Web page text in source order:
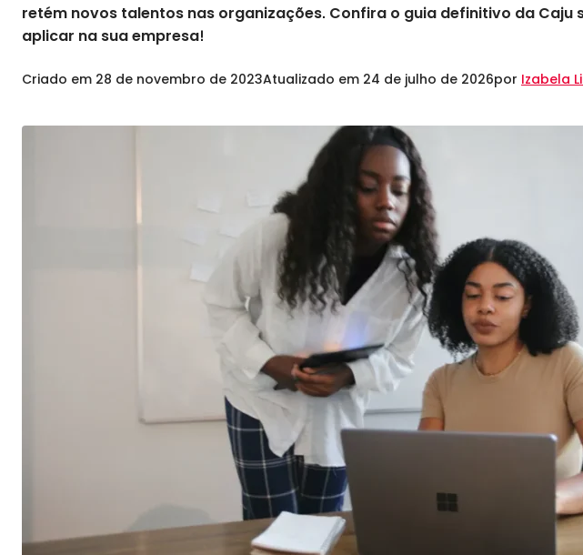
retém novos talentos nas organizações. Confira o guia definitivo da Caju
aplicar na sua empresa!
Criado em 28 de novembro de 2023Atualizado em 24 de julho de 2026por Izabela